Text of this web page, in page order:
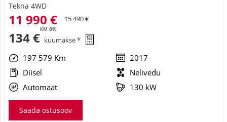
Tekna 4WD
11 990 €
KM 0%
15 490 €
134 € kuumakse *
197 579 Km
2017
Diisel
Nelivedu
Automaat
130 kW
Saada ostusoov